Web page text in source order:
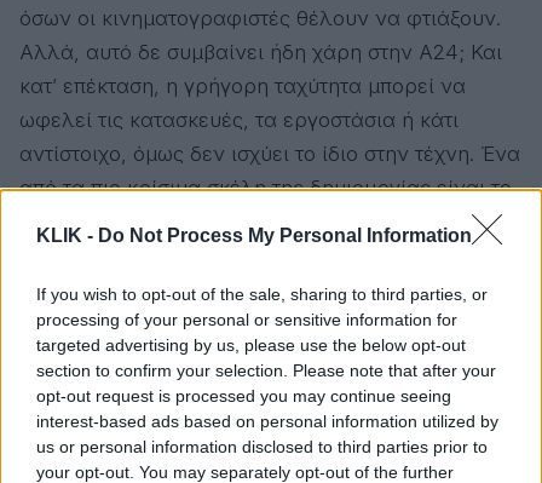
KLIK - Do Not Process My Personal Information
If you wish to opt-out of the sale, sharing to third parties, or
processing of your personal or sensitive information for
targeted advertising by us, please use the below opt-out
section to confirm your selection. Please note that after your
opt-out request is processed you may continue seeing
interest-based ads based on personal information utilized by
us or personal information disclosed to third parties prior to
your opt-out. You may separately opt-out of the further
όσων οι κινηματογραφιστές θέλουν να φτιάξουν.
Αλλά, αυτό δε συμβαίνει ήδη χάρη στην A24; Και
κατ’ επέκταση, η γρήγορη ταχύτητα μπορεί να
ωφελεί τις κατασκευές, τα εργοστάσια ή κάτι
αντίστοιχο, όμως δεν ισχύει το ίδιο στην τέχνη. Ένα
από τα πιο κρίσιμα σκέλη της δημιουργίας είναι το
φαντασίας. Κάτι που φαίνεται, ωστόσο, να έχουν
ξεχάσεισκηνοθέτες όπως ο Ντάρεν Αρονόφσκι
οποίος δεν έχασε χρόνο και «έφτιαξε» μια σειρά
animation χρησιμοποιώντας AI που, εκτός από
ποιοτικά αδιάφορη, προκάλεσε αποστροφή στη
μεγαλύτερη μερίδα του κοινού.